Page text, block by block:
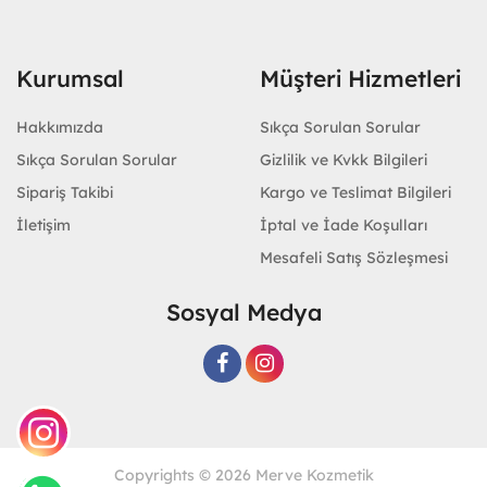
Kurumsal
Hakkımızda
Sıkça Sorulan Sorular
Sipariş Takibi
İletişim
Müşteri Hizmetleri
Sıkça Sorulan Sorular
Gizlilik ve Kvkk Bilgileri
Kargo ve Teslimat Bilgileri
İptal ve İade Koşulları
Mesafeli Satış Sözleşmesi
Sosyal Medya
Copyrights © 2026 Merve Kozmetik